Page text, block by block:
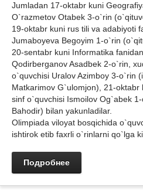
Jumladan 17-oktabr kuni
O`razmetov Otabek 3-o`rin
19-oktabr kuni rus tili va adabiyoti
Jumaboyeva Begoyim 1-o`rin
20-sentabr kuni Informatika
Qodirberganov Asadbek 2-o`rin,
o`quvchisi Uralov Azimboy 3-o`rin
Matkarimov G`ulomjon), 21-
sinf o`quvchisi Ismoilov Og`abek
Bahodir) bilan yakunladilar.
Olimpiada viloyat bosqichida
ishtirok etib faxrli o`rinlarni qo`lga
Подробнее